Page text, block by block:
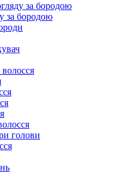
за бородою
за бородою
голови